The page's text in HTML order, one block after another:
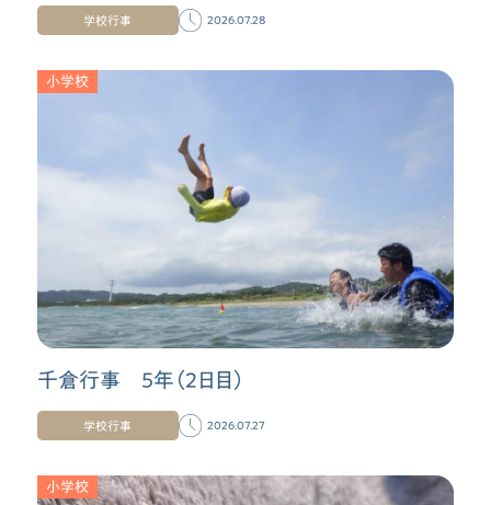
学校行事 2026.07.28
小学校
千倉行事 5年（２日目）
学校行事 2026.07.27
小学校